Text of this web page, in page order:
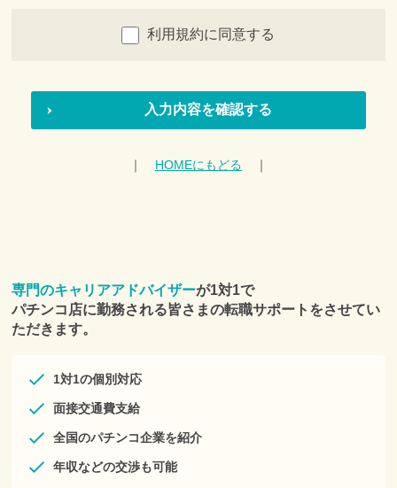
2.利用者は、本サービスの利用申し込みを行った時点におい
て、本規約の定めに従い本サービスを利用することについて、
本サービスを利用希望する個人は、登録フォームより、個人情
ービス全体の提供を長期的に中断もしくは終了することがで
き、利用者はこれを承諾します。
■第５条 個人情報
理します。
■第６条 サービスの提供
１．当社は、以下のサービスの中から利用者にとって適切なサ
(1)Eメールやダイレクトメール、および郵送、SMS、電話等に
(2)キャリアアドバイザーによる転職活動に関するサポート
利用規約に同意する
｜ HOMEにもどる ｜
専門のキャリアアドバイザーが1対1で
パチンコ店に勤務される皆さまの転職サポートをさせてい
ただきます。
1対1の個別対応
面接交通費支給
全国のパチンコ企業を紹介
年収などの交渉も可能